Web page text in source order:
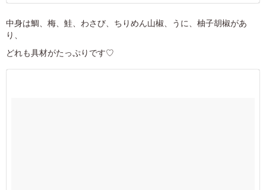
中身は鯛、梅、鮭、わさび、ちりめん山椒、うに、柚子胡椒があ
り、
どれも具材がたっぷりです♡